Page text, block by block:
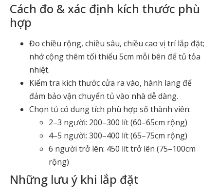
Cách đo & xác định kích thước phù
hợp
Đo chiều rộng, chiều sâu, chiều cao vị trí lắp đặt;
nhớ cộng thêm tối thiểu 5cm mỗi bên để tủ tỏa
nhiệt.
Kiểm tra kích thước cửa ra vào, hành lang để
đảm bảo vận chuyển tủ vào nhà dễ dàng.
Chọn tủ có dung tích phù hợp số thành viên:
2–3 người: 200–300 lít (60–65cm rộng)
4–5 người: 300–400 lít (65–75cm rộng)
6 người trở lên: 450 lít trở lên (75–100cm
rộng)
Những lưu ý khi lắp đặt